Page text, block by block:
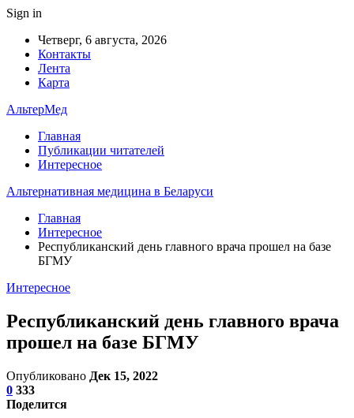
Sign in
Четверг, 6 августа, 2026
Контакты
Лента
Карта
АльтерМед
Главная
Публикации читателей
Интересное
Альтернативная медицина в Беларуси
Главная
Интересное
Республиканский день главного врача прошел на базе
БГМУ
Интересное
Республиканский день главного врача
прошел на базе БГМУ
Опубликовано Дек 15, 2022
0 333
Поделится